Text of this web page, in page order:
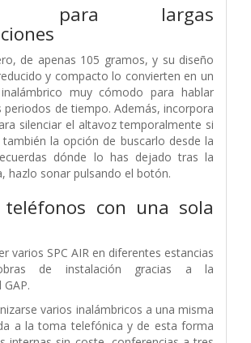
para largas
de apenas 105 gramos, y su diseño
y compacto lo convierten en un
muy cómodo para hablar
periodos de tiempo. Además, incorpora
silenciar el altavoz temporalmente si
la opción de buscarlo desde la
dónde lo has dejado tras la
hazlo sonar pulsando el botón.
con una sola
varios SPC AIR en diferentes estancias
de instalación gracias a la
varios inalámbricos a una misma
a la toma telefónica y de esta forma